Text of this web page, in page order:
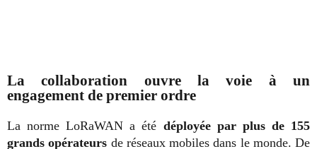
La collaboration ouvre la voie à un
engagement de premier ordre
La norme LoRaWAN a été déployée par plus de 155
grands opérateurs de réseaux mobiles dans le monde. De